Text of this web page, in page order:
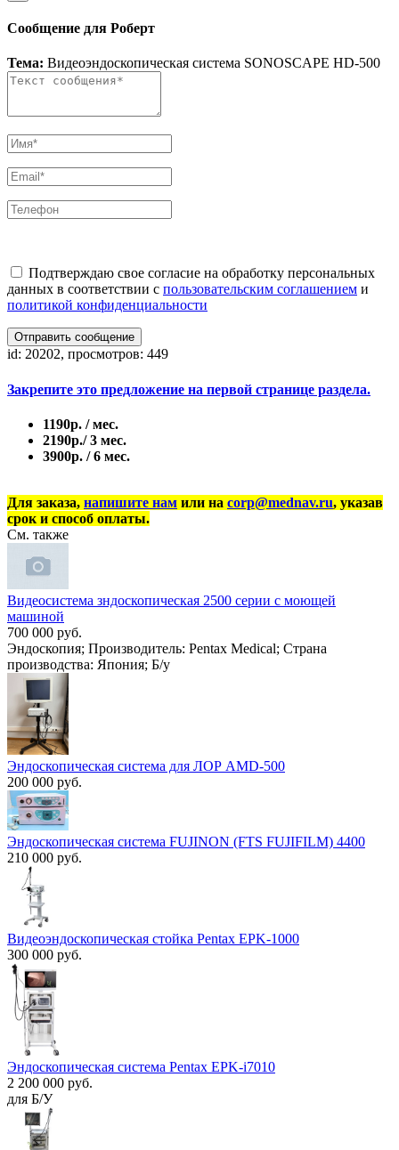
Сообщение для Роберт
Тема: Видеоэндоскопическая система SONOSCAPE HD-500
Подтверждаю свое согласие на обработку персональных
данных в соответствии с пользовательским соглашением и
политикой конфиденциальности
Отправить сообщение
id: 20202, просмотров: 449
Закрепите это предложение на первой странице раздела.
1190р. / мес.
2190р./ 3 мес.
3900р. / 6 мес.
Для заказа, напишите нам или на corp@mednav.ru, указав
срок и способ оплаты.
См. также
Видеосистема зндоскопическая 2500 серии с моющей
машиной
700 000 руб.
Эндоскопия; Производитель: Pentax Medical; Страна
производства: Япония; Б/у
Эндоскопическая система для ЛОР AMD-500
200 000 руб.
Эндоскопическая система FUJINON (FTS FUJIFILM) 4400
210 000 руб.
Видеоэндоскопическая стойка Pentax EPK-1000
300 000 руб.
Эндоскопическая система Pentax EPK-i7010
2 200 000 руб.
для Б/У